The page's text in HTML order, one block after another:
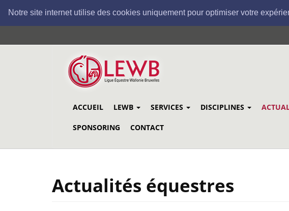
Notre site internet utilise des cookies uniquement pour optimiser votre
au
ACCUEIL LEWB SERVICES DISCIPLINES
SPONSORING CONTACT
Actualités équestres